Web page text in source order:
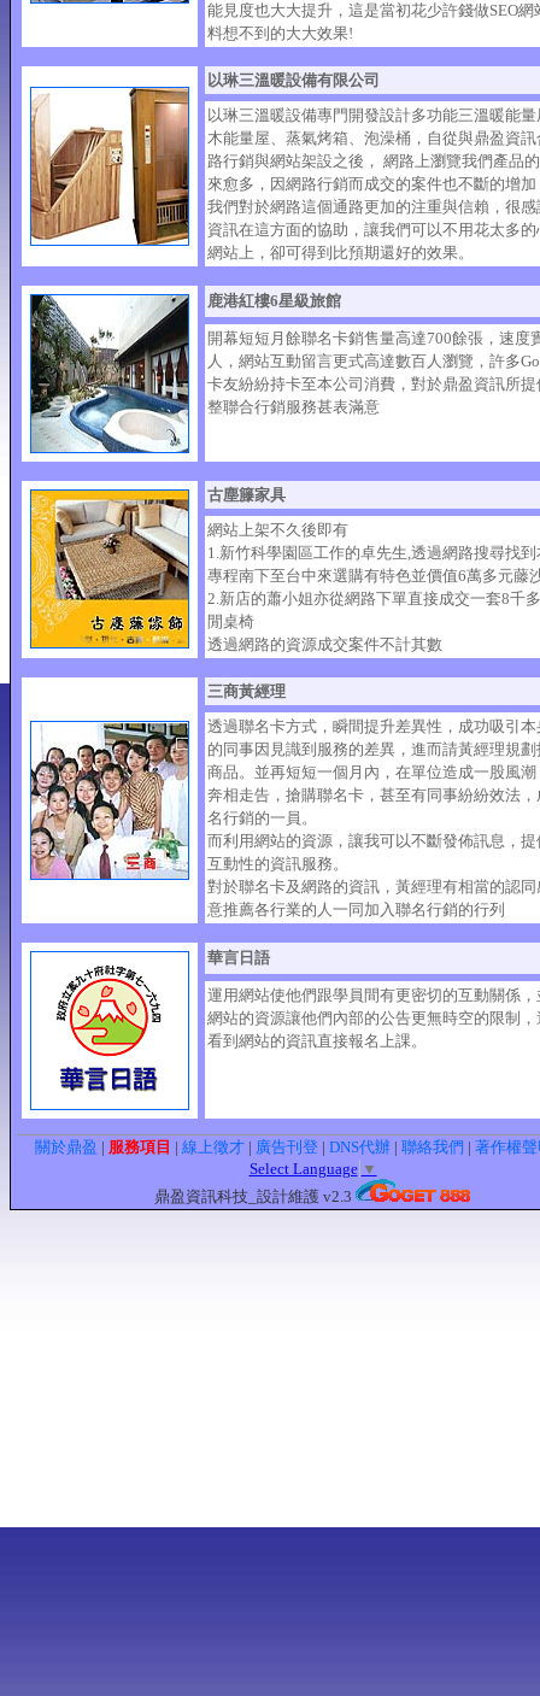
能見度也大大提升，這是當初花少許錢做SEO網
料想不到的大大效果!
以琳三溫暖設備有限公司
以琳三溫暖設備專門開發設計多功能三溫暖能
木能量屋、蒸氣烤箱、泡澡桶，自從與鼎盈資訊
路行銷與網站架設之後， 網路上瀏覽我們產品
來愈多，因網路行銷而成交的案件也不斷的增
我們對於網路這個通路更加的注重與信賴，很感
資訊在這方面的協助，讓我們可以不用花太多
網站上，卻可得到比預期還好的效果。
鹿港紅樓6星級旅館
開幕短短月餘聯名卡銷售量高達700餘張，速度
人，網站互動留言更式高達數百人瀏覽，許多
卡友紛紛持卡至本公司消費，對於鼎盈資訊所提
整聯合行銷服務甚表滿意
古塵籐家具
網站上架不久後即有
1.新竹科學園區工作的卓先生,透過網路搜尋找到
專程南下至台中來選購有特色並價值6萬多元藤
2.新店的蕭小姐亦從網路下單直接成交一套8千
閒桌椅
透過網路的資源成交案件不計其數
三商黃經理
透過聯名卡方式，瞬間提升差異性，成功吸引本
的同事因見識到服務的差異，進而請黃經理規
商品。並再短短一個月內，在單位造成一股風潮
奔相走告，搶購聯名卡，甚至有同事紛紛效法，
名行銷的一員。
而利用網站的資源，讓我可以不斷發佈訊息，提
互動性的資訊服務。
對於聯名卡及網路的資訊，黃經理有相當的認同
意推薦各行業的人一同加入聯名行銷的行列
華言日語
運用網站使他們跟學員間有更密切的互動關係，
網站的資源讓他們內部的公告更無時空的限制，
看到網站的資訊直接報名上課。
關於鼎盈 | 服務項目 | 線上徵才 | 廣告刊登 | DNS代辦 | 聯絡我們 | 著作
Select Language ▼
鼎盈資訊科技_設計維護 v2.3